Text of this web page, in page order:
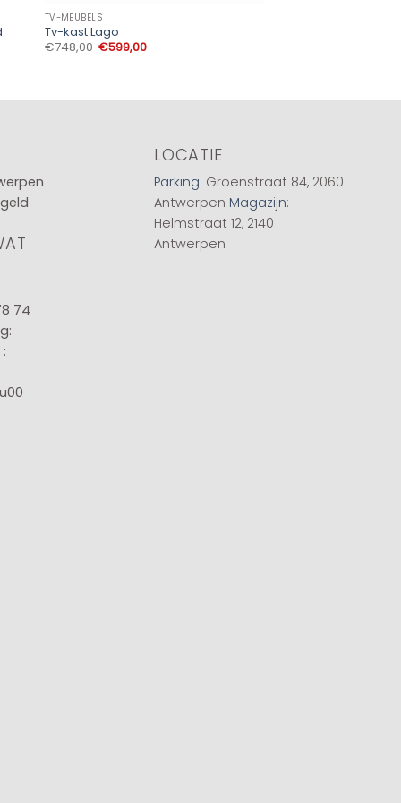
TV-MEUBELS
Tv-kast Lago
€748,00 Oorspronkelijke
€599,00Huidige
74
LOCATIE
Parking: Groenstraat 84, 2060
Antwerpen Magazijn:
Helmstraat 12, 2140
Antwerpen